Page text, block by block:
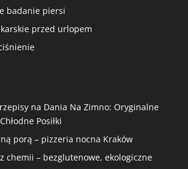
badanie piersi
przed urlopem
na Dania Na Zimno: Oryginalne
Posiłki
porą – pizzeria nocna Kraków
chemii – bezglutenowe, ekologiczne